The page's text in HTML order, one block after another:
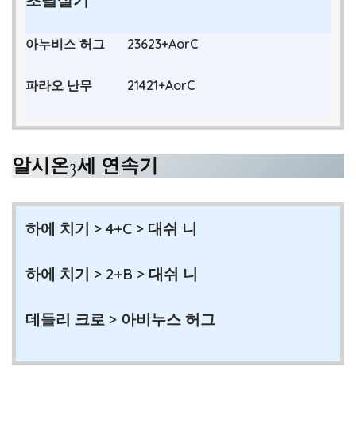
아누비스 허그 23623+AorC
파라오 난무 21421+AorC
알시온3세 연속기
하에 치기 > 4+C > 대쉬 니
하에 치기 > 2+B > 대쉬 니
데들리 크로 > 아비누스 허그